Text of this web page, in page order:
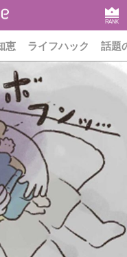
RANK
恵 ライフハック 話題